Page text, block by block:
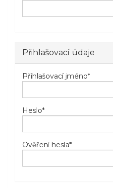
Přihlašovací údaje
Přihlašovací jméno*
Heslo*
Ověření hesla*